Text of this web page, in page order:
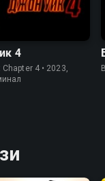
4
4 • 2023,